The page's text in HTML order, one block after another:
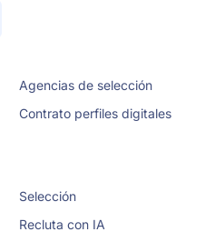
Agencias de selección
Contrato perfiles digitales
Selección
Recluta con IA